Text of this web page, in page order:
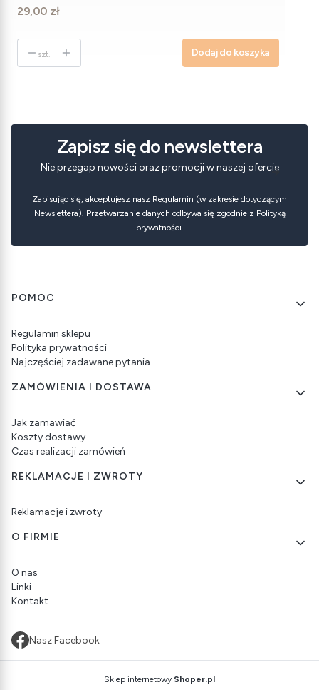
Cena
29,00 zł
szt. Dodaj do koszyka
Zapisz się do newslettera
Nie przegap nowości oraz promocji w naszej ofercie
Zapisując się, akceptujesz nasz Regulamin (w zakresie dotyczącym
Newslettera). Przetwarzanie danych odbywa się zgodnie z Polityką
prywatności.
Linki w stopce
POMOC
Regulamin sklepu
Polityka prywatności
Najczęściej zadawane pytania
ZAMÓWIENIA I DOSTAWA
Jak zamawiać
Koszty dostawy
Czas realizacji zamówień
REKLAMACJE I ZWROTY
Reklamacje i zwroty
O FIRMIE
O nas
Linki
Kontakt
Nasz Facebook
Sklep internetowy Shoper.pl